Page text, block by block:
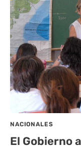
NACIONALES
El Gobierno